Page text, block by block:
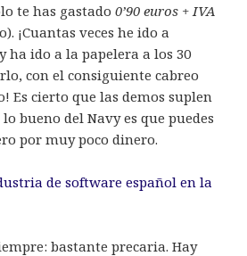
te has gastado0’90 euros + IVA
¡Cuantas veces he ido a
ha ido a la papelera a los 30
con el consiguiente cabreo
Es cierto que las demos suplen
bueno del Navy es que puedes
por muy poco dinero.
de software español en la
bastante precaria. Hay